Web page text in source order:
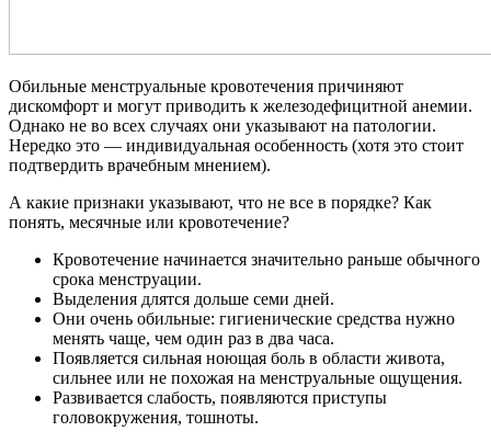
Обильные менструальные кровотечения причиняют
дискомфорт и могут приводить к железодефицитной анемии.
Однако не во всех случаях они указывают на патологии.
Нередко это — индивидуальная особенность (хотя это стоит
подтвердить врачебным мнением).
А какие признаки указывают, что не все в порядке? Как
понять, месячные или кровотечение?
Кровотечение начинается значительно раньше обычного
срока менструации.
Выделения длятся дольше семи дней.
Они очень обильные: гигиенические средства нужно
менять чаще, чем один раз в два часа.
Появляется сильная ноющая боль в области живота,
сильнее или не похожая на менструальные ощущения.
Развивается слабость, появляются приступы
головокружения, тошноты.